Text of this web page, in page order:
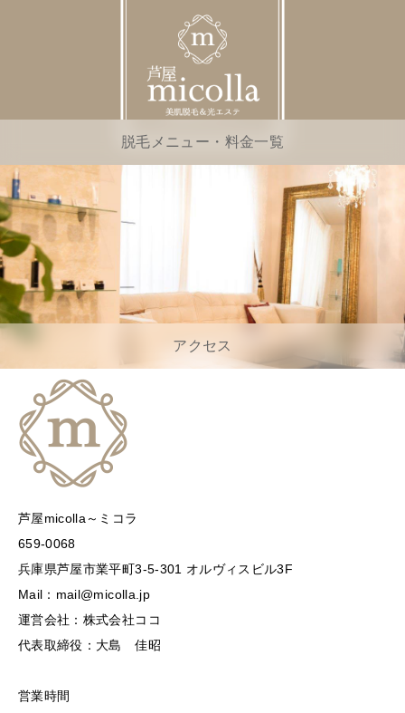
脱毛メニュー・料金一覧
アクセス
芦屋micolla～ミコラ
659-0068
兵庫県芦屋市業平町3-5-301 オルヴィスビル3F
Mail：mail@micolla.jp
運営会社：株式会社ココ
代表取締役：大島 佳昭
営業時間